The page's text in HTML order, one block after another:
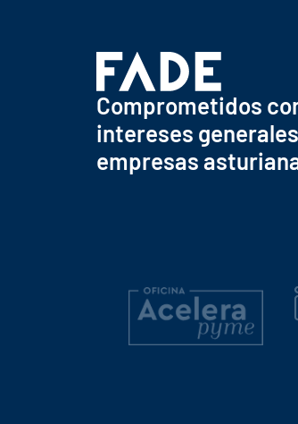
Comprometidos
intereses
empresas